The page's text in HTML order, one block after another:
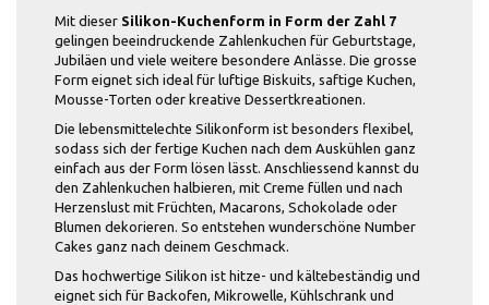
Mit dieser Silikon-Kuchenform in Form der Zahl 7
gelingen beeindruckende Zahlenkuchen für Geburtstage,
Jubiläen und viele weitere besondere Anlässe. Die grosse
Form eignet sich ideal für luftige Biskuits, saftige Kuchen,
Mousse-Torten oder kreative Dessertkreationen.
Die lebensmittelechte Silikonform ist besonders flexibel,
sodass sich der fertige Kuchen nach dem Auskühlen ganz
einfach aus der Form lösen lässt. Anschliessend kannst du
den Zahlenkuchen halbieren, mit Creme füllen und nach
Herzenslust mit Früchten, Macarons, Schokolade oder
Blumen dekorieren. So entstehen wunderschöne Number
Cakes ganz nach deinem Geschmack.
Das hochwertige Silikon ist hitze- und kältebeständig und
eignet sich für Backofen, Mikrowelle, Kühlschrank und